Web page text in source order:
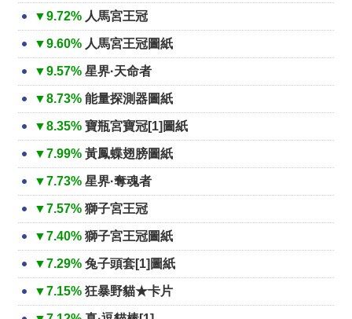
▼9.72% 人馬宮王冠
▼9.60% 人馬宮王冠圖紙
▼9.57% 星界·天命者
▼8.73% 能量探測器圖紙
▼8.35% 寶瓶宮寶冠[1]圖紙
▼7.99% 黃鳳蝶翅膀圖紙
▼7.73% 星界·奪魂者
▼7.57% 獅子宮王冠
▼7.40% 獅子宮王冠圖紙
▼7.29% 兔子頭套[1]圖紙
▼7.15% 狂暴野貓★卡片